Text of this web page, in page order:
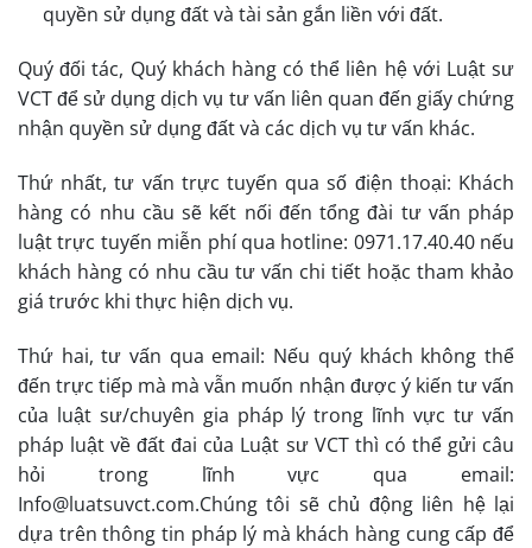
quyền sử dụng đất và tài sản gắn liền với đất.
Quý đối tác, Quý khách hàng có thể liên hệ với Luật sư
VCT để sử dụng dịch vụ tư vấn liên quan đến giấy chứng
nhận quyền sử dụng đất và các dịch vụ tư vấn khác.
Thứ nhất, tư vấn trực tuyến qua số điện thoại: Khách
hàng có nhu cầu sẽ kết nối đến tổng đài tư vấn pháp
luật trực tuyến miễn phí qua hotline: 0971.17.40.40 nếu
khách hàng có nhu cầu tư vấn chi tiết hoặc tham khảo
giá trước khi thực hiện dịch vụ.
Thứ hai, tư vấn qua email: Nếu quý khách không thể
đến trực tiếp mà mà vẫn muốn nhận được ý kiến tư vấn
của luật sư/chuyên gia pháp lý trong lĩnh vực tư vấn
pháp luật về đất đai của Luật sư VCT thì có thể gửi câu
hỏi trong lĩnh vực qua email:
Info@luatsuvct.com.Chúng tôi sẽ chủ động liên hệ lại
dựa trên thông tin pháp lý mà khách hàng cung cấp để